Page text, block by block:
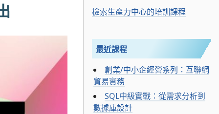
檢索生產力中心的培訓課程
最近課程
創業/中小企經營系列：互聯網
貿易實務
SQL中級實戰：從需求分析到
數據庫設計